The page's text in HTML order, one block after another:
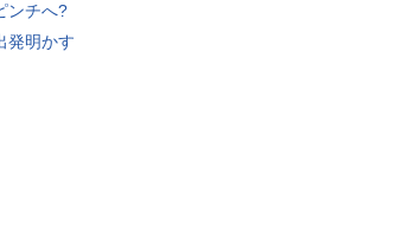
ンチへ?
発明かす